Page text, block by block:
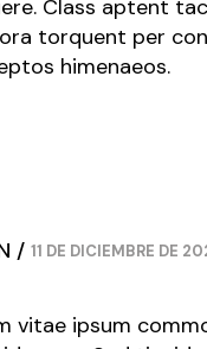
Class aptent
torquent per
himenaeos.
11 DE DICIEMBRE DE
vitae ipsum